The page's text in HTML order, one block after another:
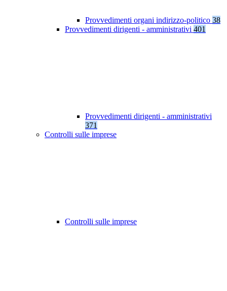
Provvedimenti organi indirizzo-politico 38
Provvedimenti dirigenti - amministrativi 401
Provvedimenti dirigenti - amministrativi
371
Controlli sulle imprese
Controlli sulle imprese